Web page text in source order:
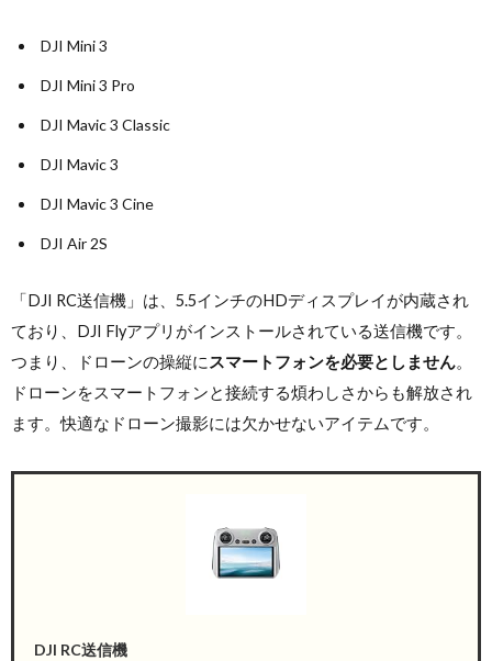
DJI Mini 3
DJI Mini 3 Pro
DJI Mavic 3 Classic
DJI Mavic 3
DJI Mavic 3 Cine
DJI Air 2S
「DJI RC送信機」は、5.5インチのHDディスプレイが内蔵され
ており、DJI Flyアプリがインストールされている送信機です。
つまり、ドローンの操縦に スマートフォンを必要としません。
ドローンをスマートフォンと接続する煩わしさからも解放され
ます。快適なドローン撮影には欠かせないアイテムです。
DJI RC送信機